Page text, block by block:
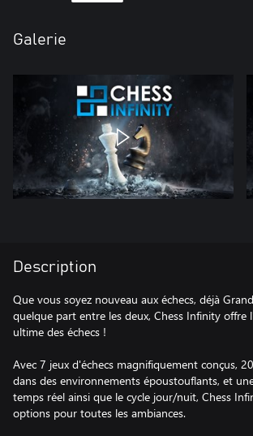
Galerie
Description
Que vous soyez nouveau aux échecs, déjà
quelque part entre les deux, Chess Infinity offre
ultime des échecs !
Avec 7 jeux d'échecs magnifiquement conçus,
dans des environnements époustouflants, et
temps réel ainsi que le cycle jour/nuit, Chess
options pour toutes les ambiances.